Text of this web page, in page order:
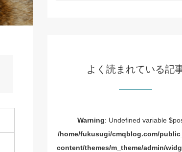
よく読まれている記
Warning: Undefined variable
/home/fukusugi/cmqblog.com/
content/themes/m_theme/admin/